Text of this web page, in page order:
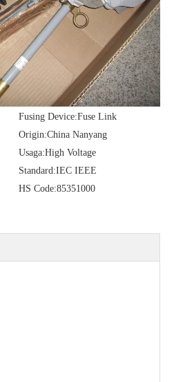
Add to Basket
Type:Distribution
Fusing Device:Fuse Link
Origin:China Nanyang
Usaga:High Voltage
Standard:IEC IEEE
HS Code:85351000